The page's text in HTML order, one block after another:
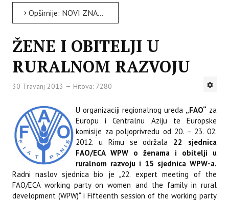
Opširnije: NOVI ZNANSTVENI RAD OBJAVLJEN U CIJENJENOM ČASOPISU „EVENT MANAGEMENT“
ŽENE I OBITELJI U
RURALNOM RAZVOJU
30 Travanj 2013 Hitova: 7280
U organizaciji regionalnog ureda „FAO“ za
Europu i Centralnu Aziju te Europske
komisije za poljoprivredu od 20. – 23. 02.
2012. u Rimu se održala 22 sjednica
FAO/ECA WPW o ženama i obitelji u
ruralnom razvoju i 15 sjednica WPW-a.
Radni naslov sjednica bio je „22. expert meeting of the
FAO/ECA working party on women and the family in rural
development (WPW)“ i Fifteenth session of the working party